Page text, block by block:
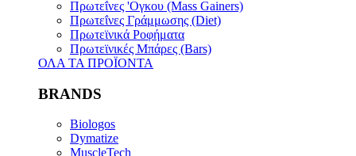
Πρωτεΐνες 'Ογκου (Mass Gainers)
Πρωτεΐνες Γράμμωσης (Diet)
Πρωτεϊνικά Ροφήματα
Πρωτεϊνικές Μπάρες (Bars)
ΟΛΑ ΤΑ ΠΡΟΪΟΝΤΑ
BRANDS
Biologos
Dymatize
MuscleTech